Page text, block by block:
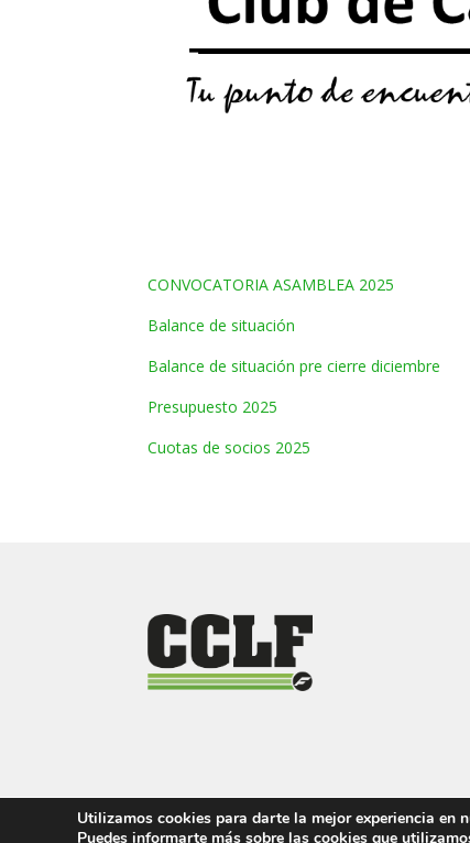
CONVOCATORIA ASAMBLEA 2025
Balance de situación
Balance de situación pre cierre diciembre
Presupuesto 2025
Cuotas de socios 2025
Utilizamos cookies para darte la mejor experiencia en
Puedes informarte más sobre las cookies que